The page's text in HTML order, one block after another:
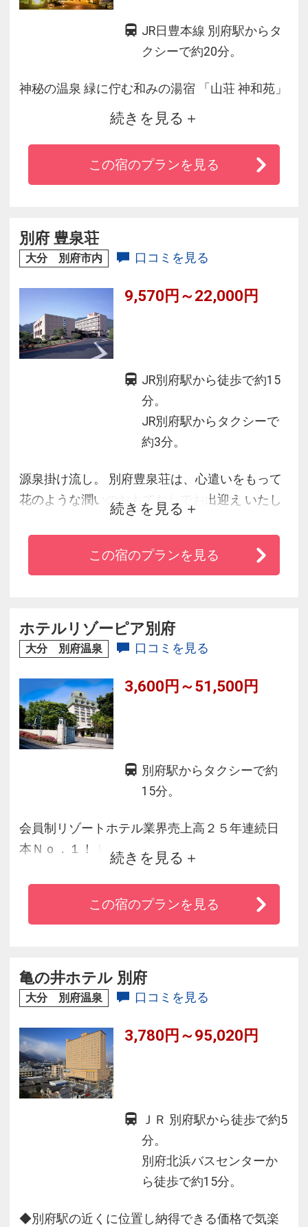
JR日豊本線 別府駅からタ
クシーで約20分。
神秘の温泉 緑に佇む和みの湯宿 「山荘 神和苑」
趣のある門をくぐり、石畳を歩くと日本の風情
と自然が調和する湯宿にたどり着く。
そこに一歩足を踏み入れると、日常の喧噪や周
続きを見る
この宿のプランを見る
別府 豊泉荘
大分 別府市内 口コミを見る
9,570円～22,000円
JR別府駅から徒歩で約15
分。
JR別府駅からタクシーで
約3分。
源泉掛け流し。 別府豊泉荘は、心遣いをもって
花のような潤いのおもてなしでお出迎え いたし
ます。二つの泉源からとうとうと湧き出る掛け
流しの湯で格別な癒しを ご堪能ください。
続きを見る
この宿のプランを見る
ホテルリゾーピア別府
大分 別府温泉 口コミを見る
3,600円～51,500円
別府駅からタクシーで約
15分。
会員制リゾートホテル業界売上高２５年連続日
本Ｎｏ．１！！
★別府ＩＣから３分の好立地
★別府の海や街を一望できる抜群の眺望
★新鮮な食材で、斬新でモダンに仕上げた自慢
のお料理をお召し上がりください。
続きを見る
この宿のプランを見る
亀の井ホテル 別府
大分 別府温泉 口コミを見る
3,780円～95,020円
ＪＲ 別府駅から徒歩で約5
分。
別府北浜バスセンターか
ら徒歩で約15分。
◆別府駅の近くに位置し納得できる価格で気楽